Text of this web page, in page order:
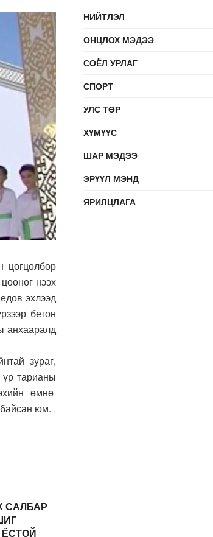
цогцолбор
нээх
эхлээд
бетон
анхааралд
зураг,
тарианы
өмнө
юм.
САЛБАР
ЁСТОЙ
НИЙТЛЭЛ
ОНЦЛОХ МЭДЭЭ
СОЁЛ УРЛАГ
СПОРТ
УЛС ТӨР
ХҮМҮҮС
ШАР МЭДЭЭ
ЭРҮҮЛ МЭНД
ЯРИЛЦЛАГА